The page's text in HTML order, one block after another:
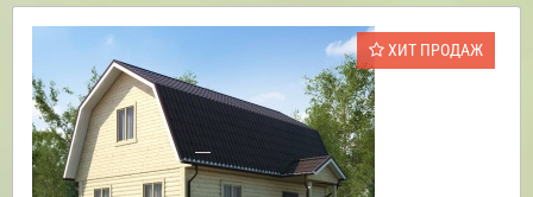
ХИТ ПРОДАЖ